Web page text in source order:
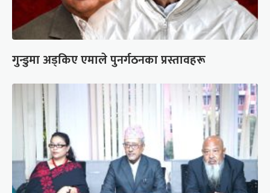
गुन्डुमा अड्किए एमाले पुनर्गठनका प्रस्तावहरू